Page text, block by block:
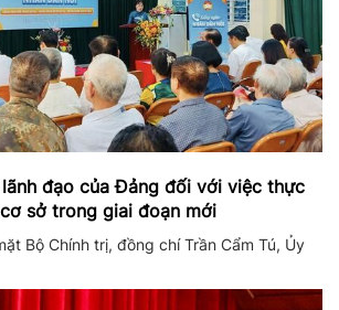
đạo của Đảng đối với việc thực
sở trong giai đoạn mới
Bộ Chính trị, đồng chí Trần Cẩm Tú, Ủy